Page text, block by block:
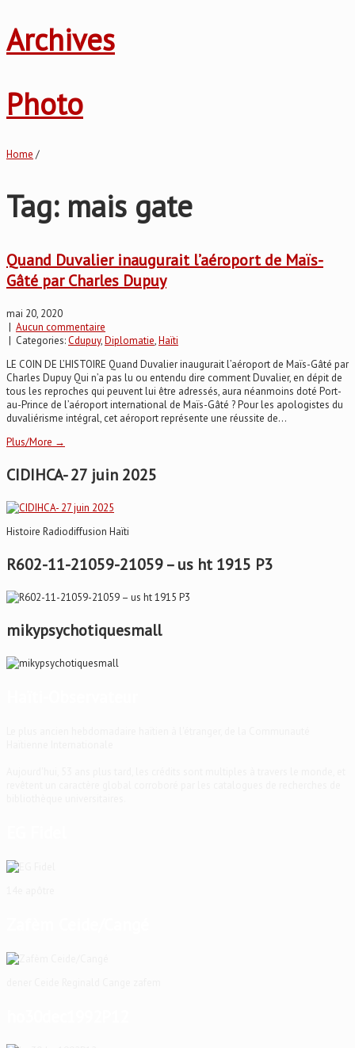
Archives
Photo
Home /
Tag: mais gate
Quand Duvalier inaugurait l’aéroport de Maïs-
Gâté par Charles Dupuy
mai 20, 2020
| Aucun commentaire
| Categories:Cdupuy,Diplomatie,Haïti
LE COIN DE L’HISTOIRE Quand Duvalier inaugurait l’aéroport de Maïs-Gâté par
Charles Dupuy Qui n’a pas lu ou entendu dire comment Duvalier, en dépit de
tous les reproches qui peuvent lui être adressés, aura néanmoins doté Port-
au-Prince de l’aéroport international de Maïs-Gâté ? Pour les apologistes du
duvaliérisme intégral, cet aéroport représente une réussite de...
Plus/More →
CIDIHCA- 27 juin 2025
Histoire Radiodiffusion Haïti
R602-11-21059-21059 – us ht 1915 P3
mikypsychotiquesmall